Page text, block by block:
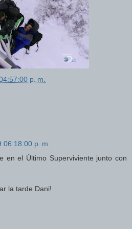
p. m.
06:18:00 p. m.
en el Último Superviviente junto con
la tarde Dani!